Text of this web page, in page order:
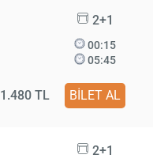
2+1
00:15
05:45
1.480 TL BİLET AL
2+1